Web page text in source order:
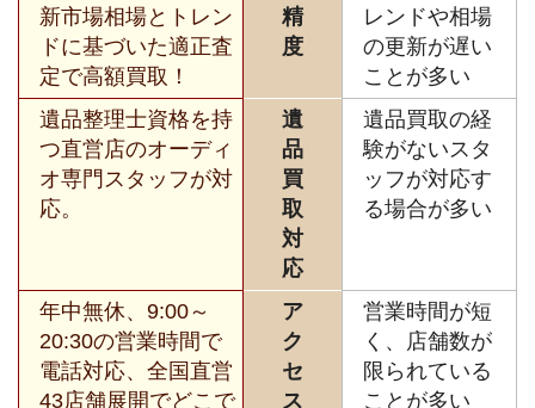
新市場相場とトレン
ドに基づいた適正査
定で高額買取！
精
度
レンドや相場
の更新が遅い
ことが多い
遺品整理士資格を持
つ直営店のオーディ
オ専門スタッフが対
応。
遺
品
買
取
対
応
遺品買取の経
験がないスタ
ッフが対応す
る場合が多い
年中無休、9:00～
20:30の営業時間で
電話対応、全国直営
43店舗展開でどこで
ア
ク
セ
ス
営業時間が短
く、店舗数が
限られている
ことが多い